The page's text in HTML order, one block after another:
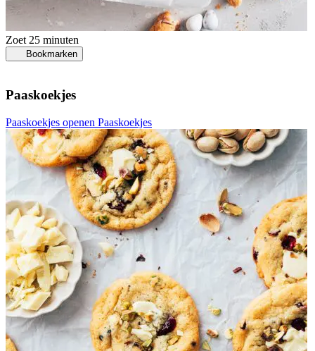
Zoet 25 minuten
Bookmarken
Paaskoekjes
Paaskoekjes openen Paaskoekjes